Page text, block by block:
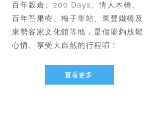
百年穀倉、200 Days、情人木橋、
百年芒果樹、梅子車站、東豐鐵橋及
東勢客家文化館等地，是個能夠放鬆
心情、享受大自然的行程唷！
查看更多